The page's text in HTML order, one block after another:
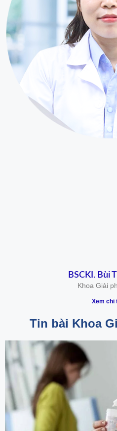
BSCKI. Bùi
Khoa Giải
Xem chi
Tin bài Khoa